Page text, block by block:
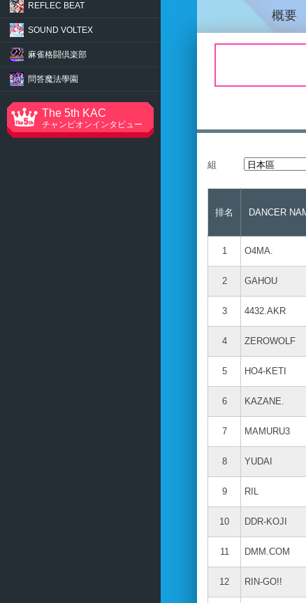
概要
組
排名 DANCER
1 O4MA.
2 GAHOU
3 4432.AKR
4 ZEROWOLF
5 HO4-KETI
6 KAZANE.
7 MAMURU3
8 YUDAI
9 RIL
10 DDR-KOJI
11 DMM.COM
12 RIN-GO!!
REFLEC BEAT
SOUND VOLTEX
麻雀格闘倶楽部
問答魔法學園
The 5th KAC
チャンピオンインタビュー